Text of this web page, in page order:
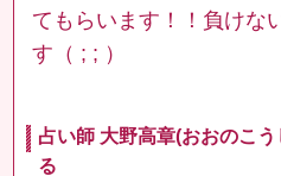
てもらいます！！負けな
す（ ; ; ）
占い師 大野高章(おおのこ
る